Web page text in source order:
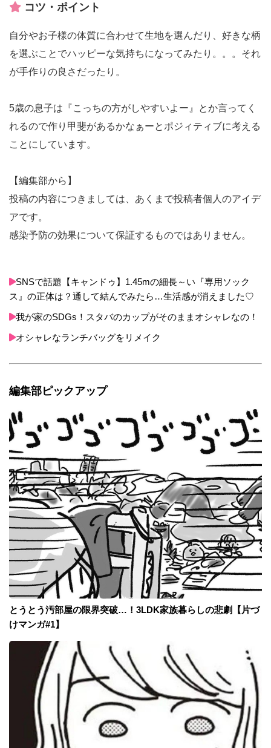
コツ・ポイント
自分やお子様の体質に合わせて生地を選んだり、好きな柄
を選ぶことでハッピーな気持ちになってみたり。。。それ
が手作りの良さだったり。
5歳の息子は『こっちの方がしやすいよー』とか言ってく
れるので作り甲斐があるかなぁーとポジィティブに考える
ことにしています。
【編集部から】
投稿の内容につきましては、あくまで投稿者個人のアイデ
アです。
感染予防の効果について保証するものではありません。
SNSで話題【キャンドゥ】1.45mの細長～い『専用ソック
ス』の正体は？通して結んでみたら…生活感が消えました♡
我が家のSDGs！スタバのカップがそのままオシャレなの！
オシャレなランチバッグをリメイク
編集部ピックアップ
とうとう汚部屋の限界突破…！3LDK家族暮らしの悲劇【片づ
けマンガ#1】